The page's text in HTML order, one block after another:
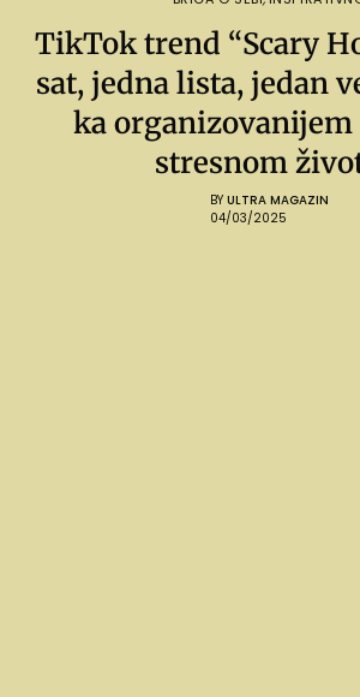
TikTok trend “Scary
sat, jedna lista, jedan
ka organizovanijem
stresnom
BY ULTRA MAGAZIN
04/03/2025